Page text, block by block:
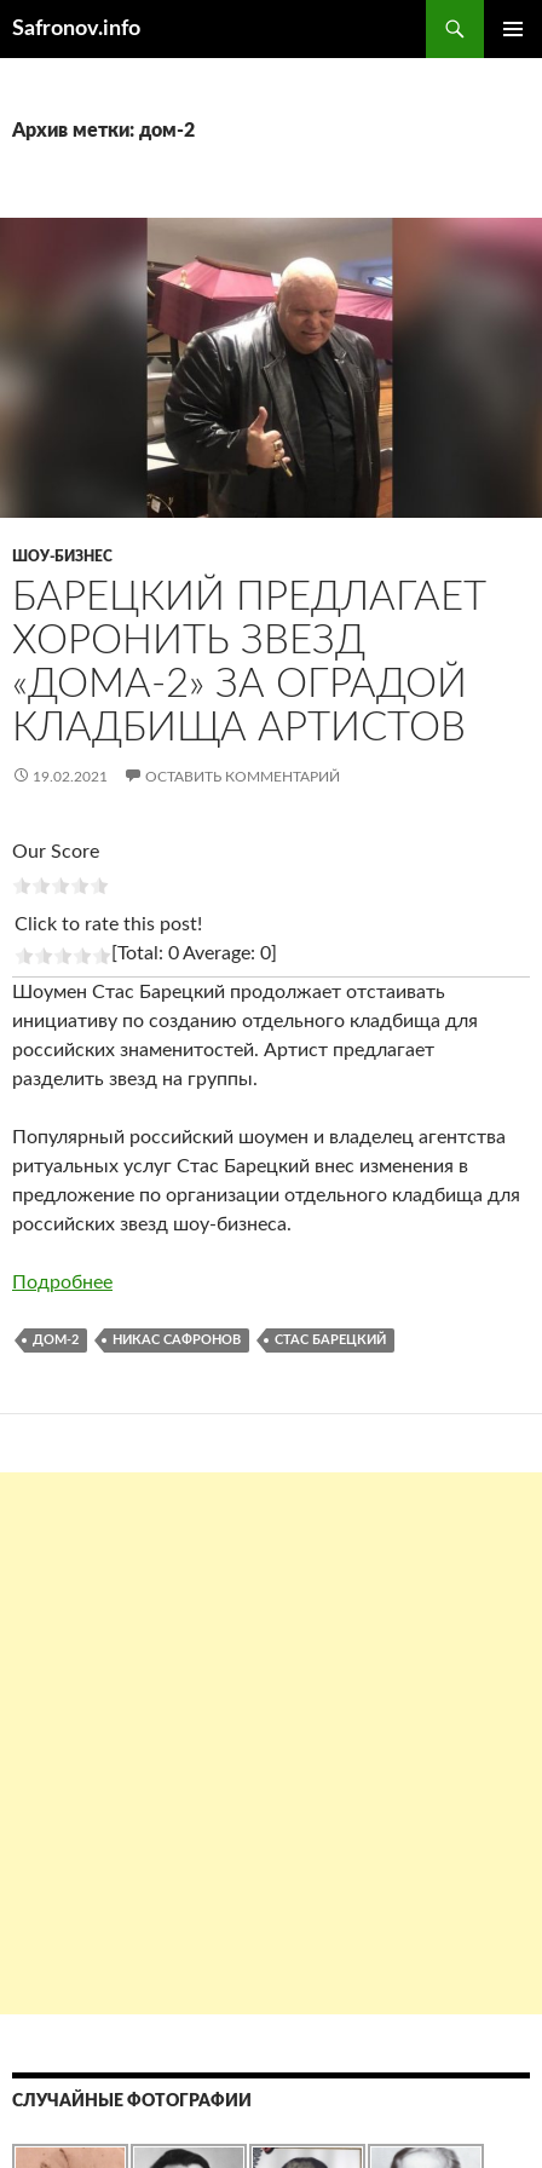
Safronov.info
Архив метки: дом-2
ШОУ-БИЗНЕС
БАРЕЦКИЙ ПРЕДЛАГАЕТ
ХОРОНИТЬ ЗВЕЗД
«ДОМА-2» ЗА ОГРАДОЙ
КЛАДБИЩА АРТИСТОВ
19.02.2021 ОСТАВИТЬ КОММЕНТАРИЙ
Our Score
Click to rate this post!
[Total: 0 Average: 0]
Шоумен Стас Барецкий продолжает отстаивать
инициативу по созданию отдельного кладбища для
российских знаменитостей. Артист предлагает
разделить звезд на группы.
Популярный российский шоумен и владелец агентства
ритуальных услуг Стас Барецкий внес изменения в
предложение по организации отдельного кладбища для
российских звезд шоу-бизнеса.
Подробнее
ДОМ-2 НИКАС САФРОНОВ СТАС БАРЕЦКИЙ
СЛУЧАЙНЫЕ ФОТОГРАФИИ